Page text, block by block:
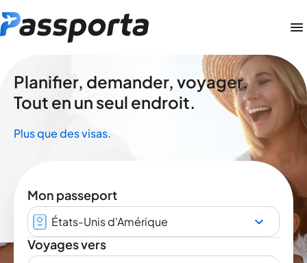
Planifier, demander, voyager.
Tout en un seul endroit.
Plus que des visas.
Mon passeport
États-Unis d'Amérique
Voyages vers